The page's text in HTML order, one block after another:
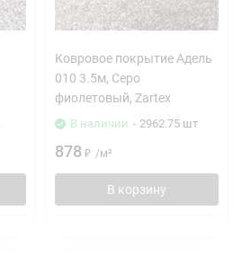
Ковровое покрытие Адель
010 3.5м, Серо
фиолетовый, Zartex
В наличии - 2962.75 шт
878 ₽ /м²
В корзину